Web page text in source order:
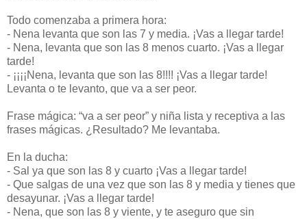
Todo comenzaba a primera hora:
- Nena levanta que son las 7 y media. ¡Vas a llegar tarde!
- Nena, levanta que son las 8 menos cuarto. ¡Vas a llegar
tarde!
- ¡¡¡¡Nena, levanta que son las 8!!!! ¡Vas a llegar tarde!
Levanta o te levanto, que va a ser peor.
Frase mágica: “va a ser peor” y niña lista y receptiva a las
frases mágicas. ¿Resultado? Me levantaba.
En la ducha:
- Sal ya que son las 8 y cuarto ¡Vas a llegar tarde!
- Que salgas de una vez que son las 8 y media y tienes que
desayunar. ¡Vas a llegar tarde!
- Nena, que son las 8 y viente, y te aseguro que sin